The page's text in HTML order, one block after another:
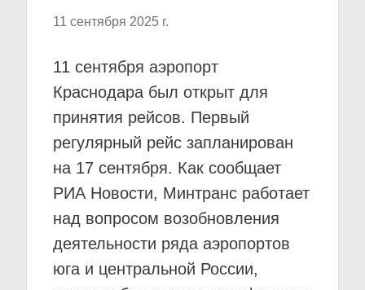
11 сентября 2025 г.
11 сентября аэропорт
Краснодара был открыт для
принятия рейсов. Первый
регулярный рейс запланирован
на 17 сентября. Как сообщает
РИА Новости, Минтранс работает
над вопросом возобновления
деятельности ряда аэропортов
юга и центральной России,